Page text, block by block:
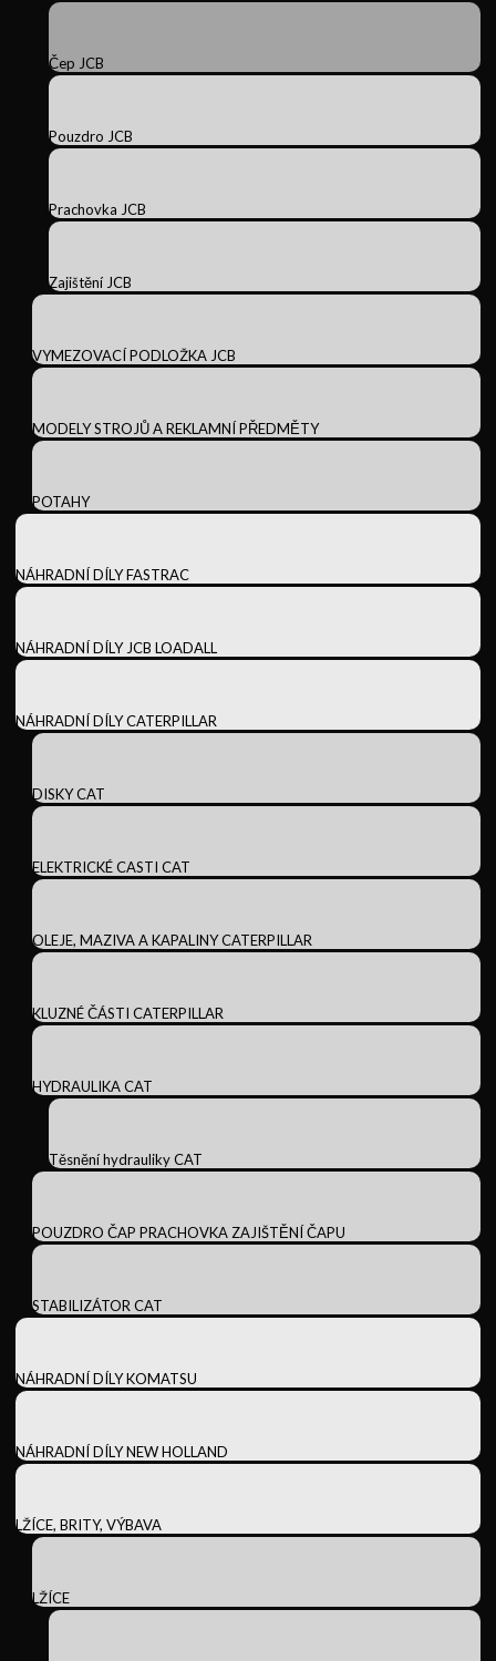
Čep JCB
Pouzdro JCB
Prachovka JCB
Zajištění JCB
VYMEZOVACÍ PODLOŽKA JCB
MODELY STROJŮ A REKLAMNÍ PŘEDMĚTY
POTAHY
NÁHRADNÍ DÍLY FASTRAC
NÁHRADNÍ DÍLY JCB LOADALL
NÁHRADNÍ DÍLY CATERPILLAR
DISKY CAT
ELEKTRICKÉ CASTI CAT
OLEJE, MAZIVA A KAPALINY CATERPILLAR
KLUZNÉ ČÁSTI CATERPILLAR
HYDRAULIKA CAT
Těsnění hydrauliky CAT
POUZDRO ČAP PRACHOVKA ZAJIŠTĚNÍ ČAPU
STABILIZÁTOR CAT
NÁHRADNÍ DÍLY KOMATSU
NÁHRADNÍ DÍLY NEW HOLLAND
LŽÍCE, BRITY, VÝBAVA
LŽÍCE